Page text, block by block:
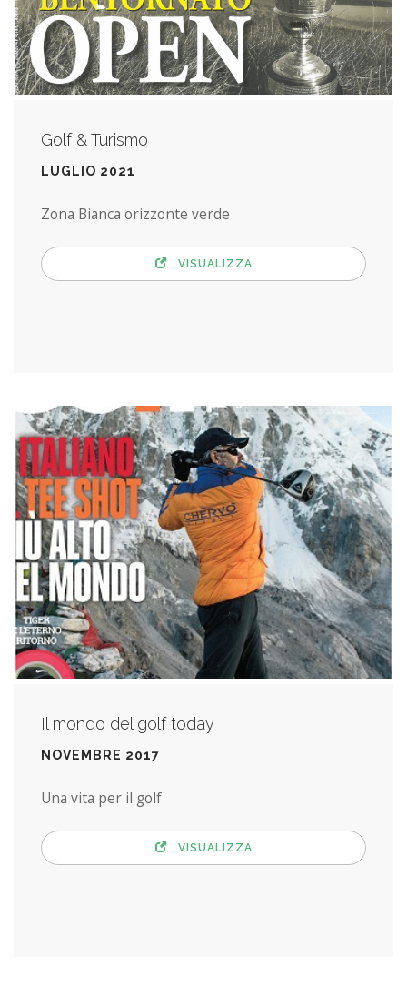
Golf & Turismo
LUGLIO 2021
Zona Bianca orizzonte verde
VISUALIZZA
Il mondo del golf today
NOVEMBRE 2017
Una vita per il golf
VISUALIZZA